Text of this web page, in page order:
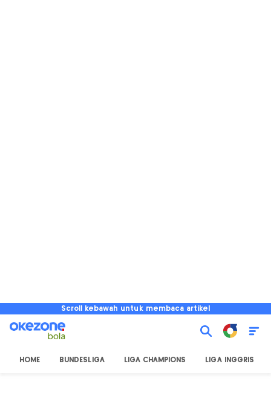
Scroll kebawah untuk membaca artikel
HOME BUNDESLIGA LIGA CHAMPIONS LIGA INGGRIS